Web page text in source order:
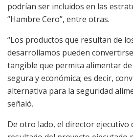
podrían ser incluidos en las
“Hambre Cero”, entre otras.
“Los productos que resultan de
desarrollamos pueden
tangible que permita alimentar
segura y económica; es decir,
alternativa para la seguridad
señaló.
De otro lado, el director ejecutivo